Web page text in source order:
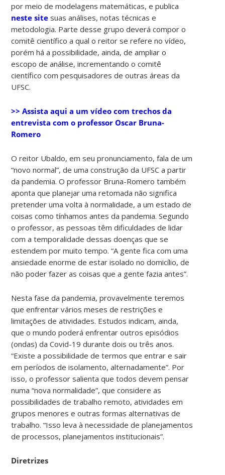
por meio de modelagens matemáticas, e publica
neste site suas análises, notas técnicas e
metodologia. Parte desse grupo deverá compor o
comitê científico a qual o reitor se refere no vídeo,
porém há a possibilidade, ainda, de ampliar o
escopo de análise, incrementando o comitê
científico com pesquisadores de outras áreas da
UFSC.
>> Assista aqui a um vídeo com trechos da
entrevista com o professor Oscar Bruna-
Romero
O reitor Ubaldo, em seu pronunciamento, fala de um
“novo normal”, de uma construção da UFSC a partir
da pandemia. O professor Bruna-Romero também
aponta que planejar uma retomada não significa
pretender uma volta à normalidade, a um estado de
coisas como tínhamos antes da pandemia. Segundo
o professor, as pessoas têm dificuldades de lidar
com a temporalidade dessas doenças que se
estendem por muito tempo. “A gente fica com uma
ansiedade enorme de estar isolado no domicílio, de
não poder fazer as coisas que a gente fazia antes”.
Nesta fase da pandemia, provavelmente teremos
que enfrentar vários meses de restrições e
limitações de atividades. Estudos indicam, ainda,
que o mundo poderá enfrentar outros episódios
(ondas) da Covid-19 durante dois ou três anos.
“Existe a possibilidade de termos que entrar e sair
em períodos de isolamento, alternadamente”. Por
isso, o professor salienta que todos devem pensar
numa “nova normalidade”, que considere as
possibilidades de trabalho remoto, atividades em
grupos menores e outras formas alternativas de
trabalho. “Isso leva à necessidade de planejamentos
de processos, planejamentos institucionais”.
Diretrizes